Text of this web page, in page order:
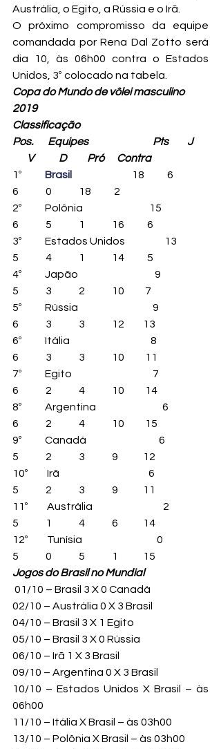
Austrália, o Egito, a Rússia e o Irã.
O próximo compromisso da equipe
comandada por Rena Dal Zotto será
dia 10, às 06h00 contra o Estados
Unidos, 3º colocado na tabela.
Copa do Mundo de vôlei masculino
2019
Classificação
Pos.       Equipes                               Pts         J
V            D          Pró      Contra
1º Brasil
18           6
6             0             18           2
2º           Polônia                                15
6             5             1             16           6
3º           Estados Unidos                   13
5             4             1             14           5
4º           Japão                                     9
5             3             2             10          7
5º           Rússia                                    9
6             3             3             12         13
6º           Itália                                       8
6             3             3             10          11
7º           Egito                                       7
6             2             4             10          14
8º           Argentina                                6
6             2             4             10          15
9º           Canadá                                   6
5             2             3             9            12
10º         Irã                                           6
5             2             3             9            11
11º         Austrália                                  2
5             1             4             6            14
12º         Tunísia                                    0
5             0             5             1            15
Jogos do Brasil no Mundial
01/10 – Brasil 3 X 0 Canadá
02/10 – Austrália 0 X 3 Brasil
04/10 – Brasil 3 X 1 Egito
05/10 – Brasil 3 X 0 Rússia
06/10 – Irã 1 X 3 Brasil
09/10 – Argentina 0 X 3 Brasil
10/10 – Estados Unidos X Brasil – às
06h00
11/10 – Itália X Brasil – às 03h00
13/10 – Polônia X Brasil – às 03h00